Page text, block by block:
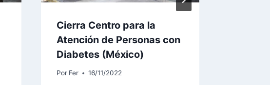
Cierra Centro para la
Atención de Personas con
Diabetes (México)
Por Fer 16/11/2022